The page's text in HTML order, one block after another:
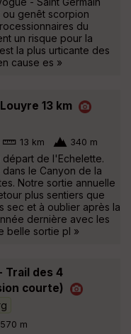
genêt scorpion
du
un risque pour la
la plus urticante des
cause es »
13 km
13 km 340 m
de l'Echelette.
le Canyon de la
Notre sortie annuelle
plus sentiers que
sec et à oublier après la
dernière avec les
belle sortie pl »
Trail des 4
courte)
570 m